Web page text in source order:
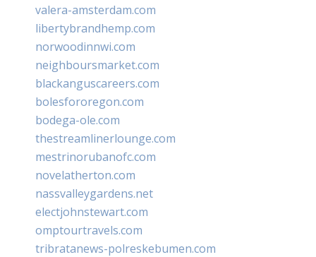
valera-amsterdam.com
libertybrandhemp.com
norwoodinnwi.com
neighboursmarket.com
blackanguscareers.com
bolesfororegon.com
bodega-ole.com
thestreamlinerlounge.com
mestrinorubanofc.com
novelatherton.com
nassvalleygardens.net
electjohnstewart.com
omptourtravels.com
tribratanews-polreskebumen.com